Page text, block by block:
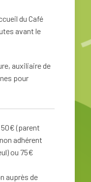
du Café
avant le
auxiliaire de
pour
(parent
adhérent
ou 75€
auprès de